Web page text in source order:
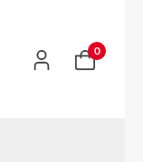
0